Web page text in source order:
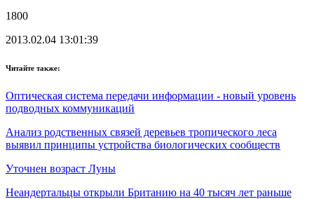
1800
2013.02.04 13:01:39
Читайте также:
Оптическая система передачи информации - новый уровень
подводных коммуникаций
Анализ родственных связей деревьев тропического леса
выявил принципы устройства биологических сообществ
Уточнен возраст Луны
Неандертальцы открыли Британию на 40 тысяч лет раньше